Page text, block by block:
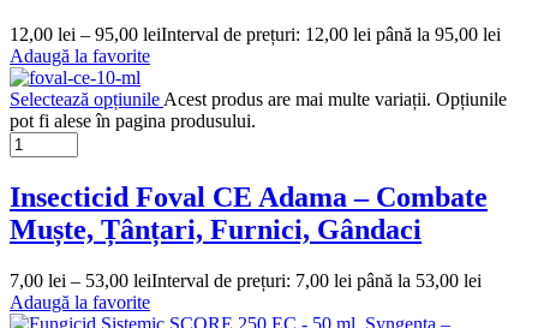
12,00 lei – 95,00 leiInterval de prețuri: 12,00 lei până la 95,00 lei
Adaugă la favorite
Selectează opțiunile Acest produs are mai multe variații. Opțiunile
pot fi alese în pagina produsului.
Insecticid Foval CE Adama – Combate
Muște, Țânțari, Furnici, Gândaci
7,00 lei – 53,00 leiInterval de prețuri: 7,00 lei până la 53,00 lei
Adaugă la favorite